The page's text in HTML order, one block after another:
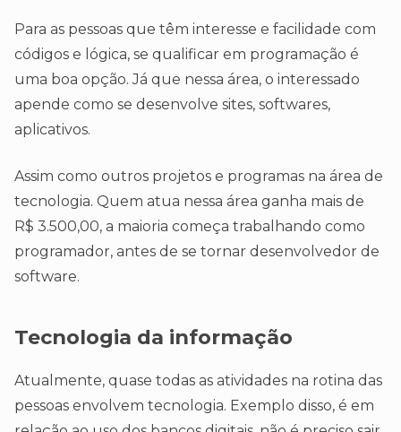
Para as pessoas que têm interesse e facilidade com
códigos e lógica, se qualificar em programação é
uma boa opção. Já que nessa área, o interessado
apende como se desenvolve sites, softwares,
aplicativos.
Assim como outros projetos e programas na área de
tecnologia. Quem atua nessa área ganha mais de
R$ 3.500,00, a maioria começa trabalhando como
programador, antes de se tornar desenvolvedor de
software.
Tecnologia da informação
Atualmente, quase todas as atividades na rotina das
pessoas envolvem tecnologia. Exemplo disso, é em